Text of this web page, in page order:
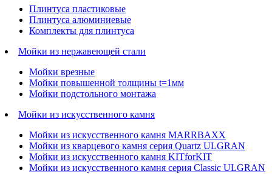
Плинтуса пластиковые
Плинтуса алюминиевые
Комплекты для плинтуса
Мойки из нержавеющей стали
Мойки врезные
Мойки повышенной толщины t=1мм
Мойки подстольного монтажа
Мойки из искусственного камня
Мойки из искусственного камня MARRBAXX
Мойки из кварцевого камня серия Quartz ULGRAN
Мойки из искусственного камня KITforKIT
Мойки из искусственного камня серия Classic ULGRAN